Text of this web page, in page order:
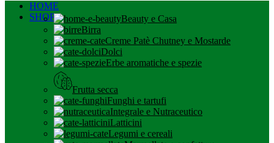
HOME
SHOP
Beauty e Casa
Birra
Creme Patè Chutney e Mostarde
Dolci
Erbe aromatiche e spezie
Frutta secca
Funghi e tartufi
Integrale e Nutraceutico
Latticini
Legumi e cereali